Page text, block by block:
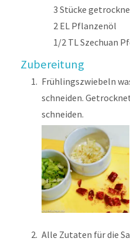
3 Stücke
2 EL Pflanzenöl
1/2 TLSzechuan
Zubereitung
Frühlingszwiebeln
schneiden.
schneiden.
Alle Zutaten für die